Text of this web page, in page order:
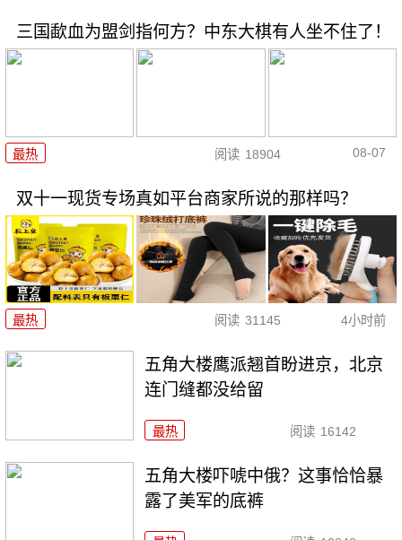
三国歃血为盟剑指何方？中东大棋有人坐不住了！
最热 阅读 18904 08-07
双十一现货专场真如平台商家所说的那样吗？
最热 阅读 31145 4小时前
五角大楼鹰派翘首盼进京，北京
连门缝都没给留
最热 阅读 16142
五角大楼吓唬中俄？这事恰恰暴
露了美军的底裤